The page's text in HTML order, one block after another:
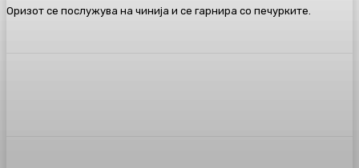
Оризот се послужува на чинија и се гарнира со печурките.